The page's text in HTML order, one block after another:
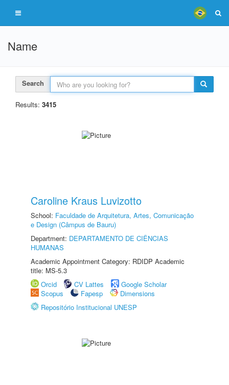
Name
Search
Results: 3415
Caroline Kraus Luvizotto
School: Faculdade de Arquitetura, Artes, Comunicação
e Design (Câmpus de Bauru)
Department: DEPARTAMENTO DE CIÊNCIAS
HUMANAS
Academic Appointment Category: RDIDP Academic
title: MS-5.3
Orcid
CV Lattes
Google Scholar
Scopus
Fapesp
Dimensions
Repositório Institucional UNESP